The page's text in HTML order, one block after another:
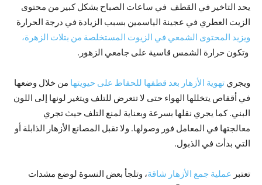
يحد التاخير في القطف في ساعات الصباح بشكل كبير من محتوى
الزيت العطري في عجينة الياسمين بسبب الزيادة في درجة الحرارة
ويزيد المحتوى الشمعي في الزيوت المستخلصة من بتلات الزهرة،
وتكون حرارة الشمس قاسية على جامعي الزهور.
ويجري تهوية الأزهار بعد قطفها للحفاظ على حيويتها من خلال وضعها
في أقفاص يتخللها الهواء حتى لا تتعرض للتلف ويتغير لونها إلى اللون
البني. كما يجري نقلها بسرعة وبعناية لمنع التلف حيث تجري
معالجتها في المعامل فور وصولها. ولا تقبل المصانع الأزهار الذابلة أو
التي بدأت في الذبول.
تعتبر عملية جمع الأزهار شاقة، وتلجأ بعض النسوة لوضع مشدات